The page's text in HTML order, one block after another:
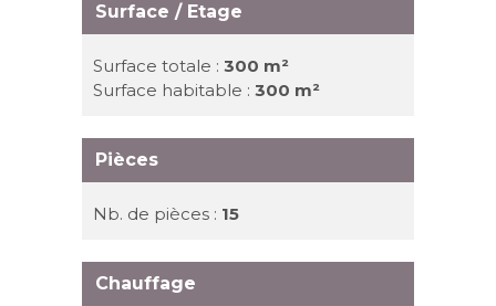
Surface / Etage
Surface totale :300 m²
Surface habitable :300 m²
Pièces
Nb. de pièces : 15
Chauffage